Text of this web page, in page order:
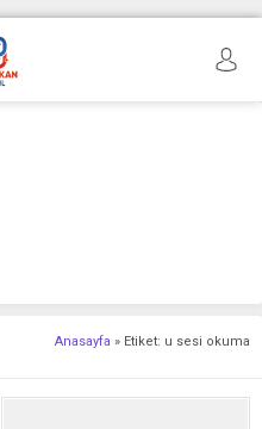
Anasayfa » Etiket: u sesi okuma